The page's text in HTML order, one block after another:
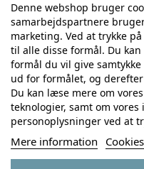
Min konto Ordrehistorik
Vi deler aldrig din
Denne webshop bruger
samarbejdspartnere
marketing. Ved at trykke
til alle disse formål. Du
formål du vil give
ud for formålet, og
Du kan læse mere om
teknologier, samt om
personoplysninger ved at
Mere information